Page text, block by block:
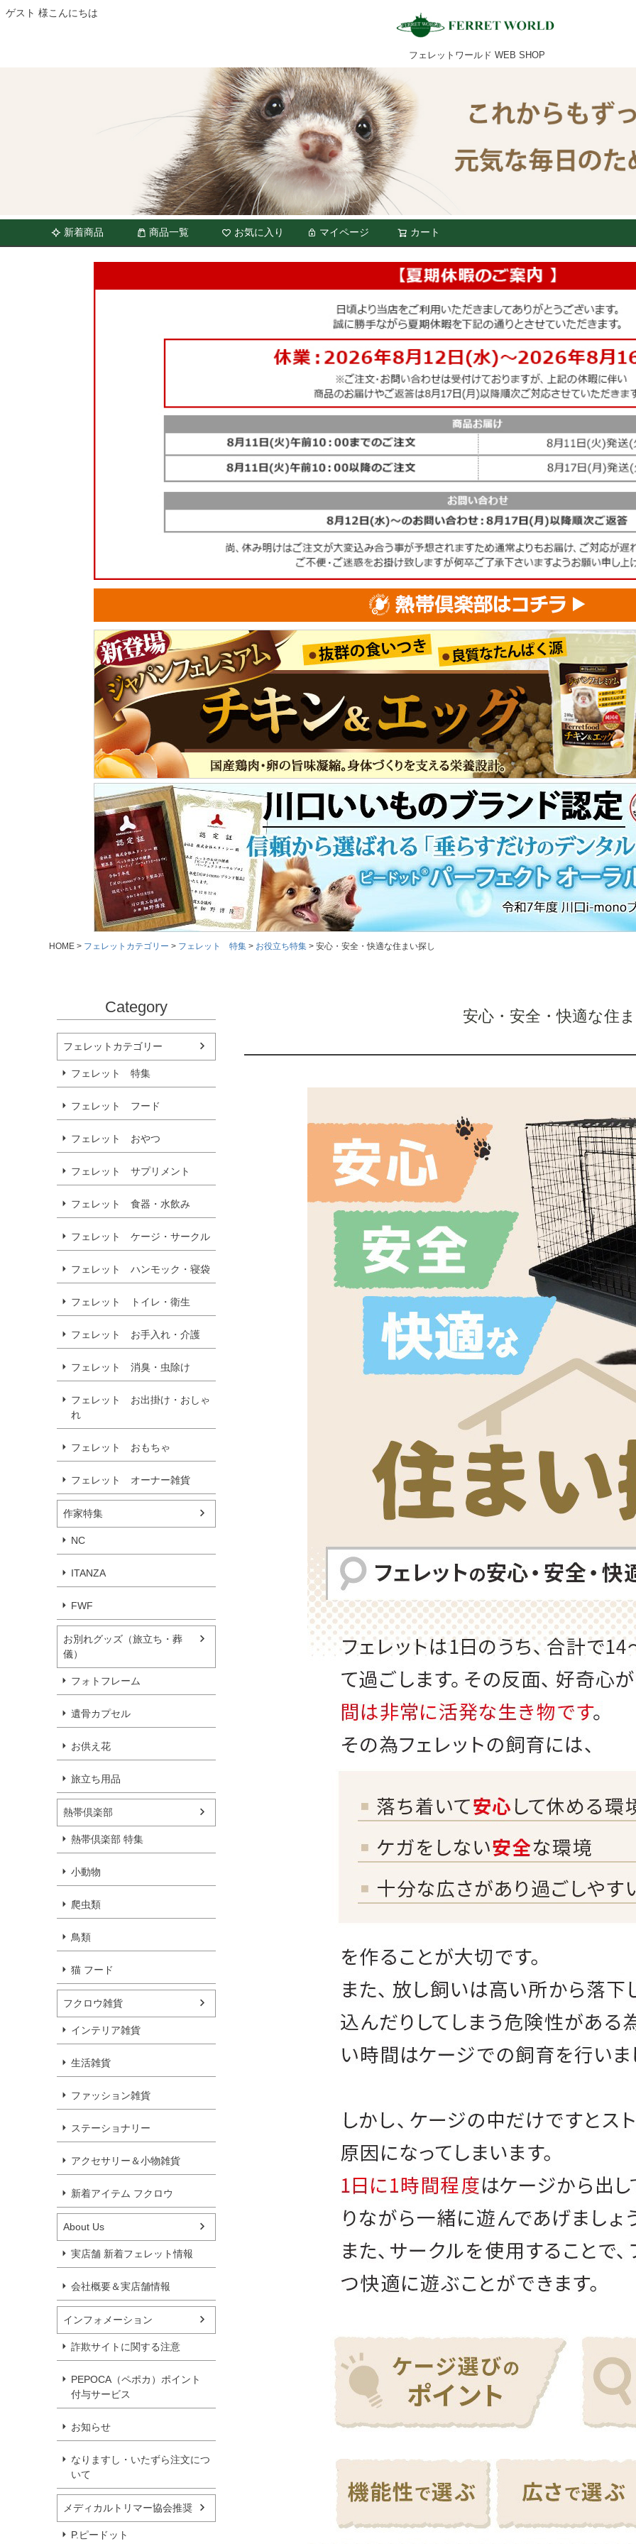
ゲスト 様こんにちは
フェレットワールド WEB SHOP
新着商品 商品一覧 お気に入り マイページ カート
HOME フェレットカテゴリー フェレット 特集 お役立ち特集 安心・安全・快適な住まい探し
Category
フェレットカテゴリー
フェレット 特集
フェレット フード
フェレット おやつ
フェレット サプリメント
フェレット 食器・水飲み
フェレット ケージ・サークル
フェレット ハンモック・寝袋
フェレット トイレ・衛生
フェレット お手入れ・介護
フェレット 消臭・虫除け
フェレット お出掛け・おしゃ
れ
フェレット おもちゃ
フェレット オーナー雑貨
作家特集
NC
ITANZA
FWF
お別れグッズ（旅立ち・葬
儀）
フォトフレーム
遺骨カプセル
お供え花
旅立ち用品
熱帯倶楽部
熱帯倶楽部 特集
小動物
爬虫類
鳥類
猫 フード
フクロウ雑貨
インテリア雑貨
生活雑貨
ファッション雑貨
ステーショナリー
アクセサリー＆小物雑貨
新着アイテム フクロウ
About Us
実店舗 新着フェレット情報
会社概要＆実店舗情報
インフォメーション
詐欺サイトに関する注意
PEPOCA（ペポカ）ポイント
付与サービス
お知らせ
なりますし・いたずら注文につ
いて
メディカルトリマー協会推奨
P.ピードット
安心・安全・快適な住